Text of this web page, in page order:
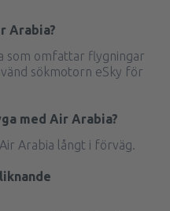
Arabia?
som omfattar flygningar
sökmotorn eSky för
med Air Arabia?
Arabia långt i förväg.